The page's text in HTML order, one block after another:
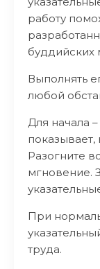
работу
буддийских
Выполнять
любой
Для начала
показывает,
Разогните
мгновение.
При
труда.